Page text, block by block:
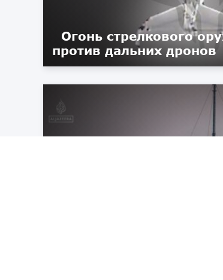
Огонь стрелкового
против дальних дронов